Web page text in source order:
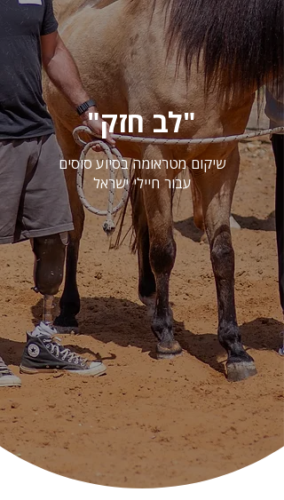
"לב חזק"
שיקום מטראומה בסיוע סוסים
עבור חיילי ישראל